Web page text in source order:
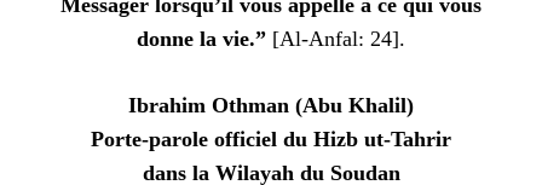
Messager lorsqu’il vous appelle à ce qui vous
donne la vie.” [Al-Anfal: 24].
Ibrahim Othman (Abu Khalil)
Porte-parole officiel du Hizb ut-Tahrir
dans la Wilayah du Soudan